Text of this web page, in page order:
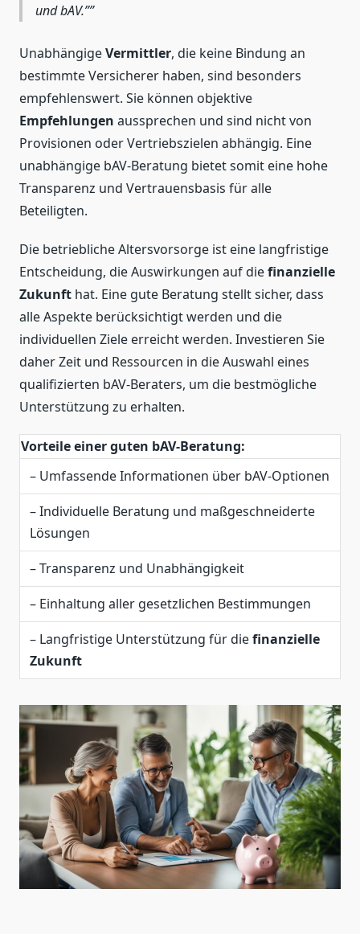
und bAV.”
UnabhängigeVermittler, die keine Bindung an
bestimmte Versicherer haben, sind besonders
empfehlenswert. Sie können objektive
Empfehlungen aussprechen und sind nicht von
Provisionen oder Vertriebszielen abhängig. Eine
unabhängige bAV-Beratung bietet somit eine hohe
Transparenz und Vertrauensbasis für alle
Beteiligten.
Die betriebliche Altersvorsorge ist eine langfristige
Entscheidung, die Auswirkungen auf diefinanzielle
Zukunft hat. Eine gute Beratung stellt sicher, dass
alle Aspekte berücksichtigt werden und die
individuellen Ziele erreicht werden. Investieren Sie
daher Zeit und Ressourcen in die Auswahl eines
qualifizierten bAV-Beraters, um die bestmögliche
Unterstützung zu erhalten.
Vorteile einer guten bAV-Beratung:
– Umfassende Informationen über bAV-Optionen
– Individuelle Beratung und maßgeschneiderte
Lösungen
– Transparenz und Unabhängigkeit
– Einhaltung aller gesetzlichen Bestimmungen
– Langfristige Unterstützung für diefinanzielle
Zukunft